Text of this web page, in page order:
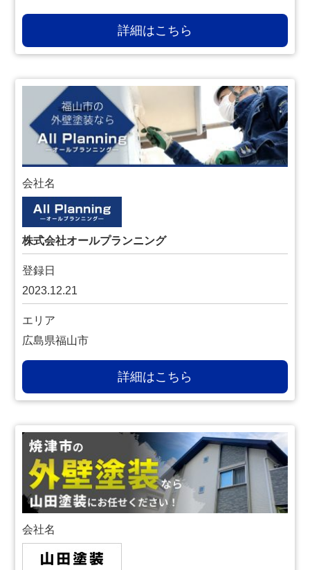
詳細はこちら
会社名
株式会社オールプランニング
登録日
2023.12.21
エリア
広島県福山市
詳細はこちら
会社名